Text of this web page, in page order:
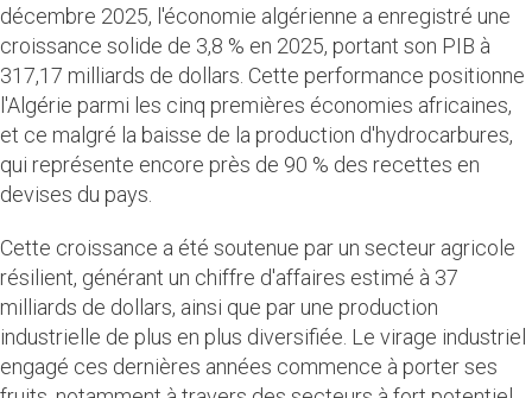
décembre 2025, l'économie algérienne a enregistré une
croissance solide de 3,8 % en 2025, portant son PIB à
317,17 milliards de dollars. Cette performance positionne
l'Algérie parmi les cinq premières économies africaines,
et ce malgré la baisse de la production d'hydrocarbures,
qui représente encore près de 90 % des recettes en
devises du pays.
Cette croissance a été soutenue par un secteur agricole
résilient, générant un chiffre d'affaires estimé à 37
milliards de dollars, ainsi que par une production
industrielle de plus en plus diversifiée. Le virage industriel
engagé ces dernières années commence à porter ses